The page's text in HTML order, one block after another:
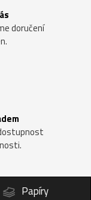
doručení
Papíry